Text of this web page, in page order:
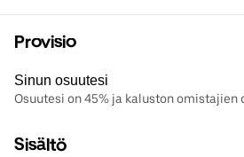
Provisio
Sinun osuutesi
Osuutesi on 45% ja kaluston omistajien
Sisältö